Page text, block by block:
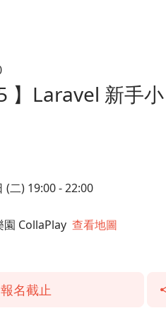
】Laravel 新手小
(二) 19:00 - 22:00
園 CollaPlay 查看地圖
報名截止